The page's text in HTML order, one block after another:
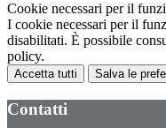
Cookie necessari per il
I cookie necessari per il
disabilitati. È possibile
policy.
Accetta tutti Salva le
Contatti